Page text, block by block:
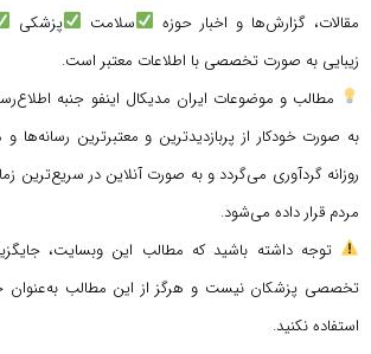
مقالات، گزارش‌ها و اخبار حوزه
سلامت پزشکی
زیبایی به صورت تخصصی با اطلاعات معتبر است.
مطالب و موضوعات ایران مدیکال اینفو جنبه
به صورت خودکار از پربازدیدترین و معتبرترین رسانه‌ها
روزانه گردآوری می‌گردد و به صورت آنلاین در سریع‌ترین
مردم قرار داده می‌شود.
توجه داشته باشید که مطالب این وبسایت،
تخصصی پزشکان نیست و هرگز از این مطالب به‌عنوان
استفاده نکنید.